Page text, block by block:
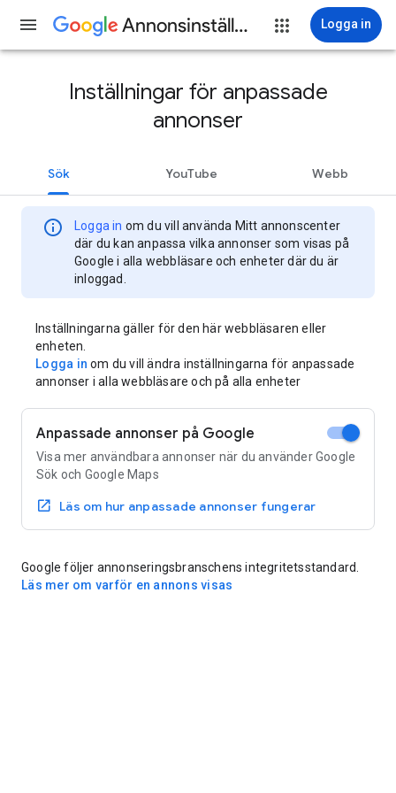
Annonsinställningar Logga in
Inställningar för anpassade
annonser
Sök YouTube Webb
info Logga in om du vill använda Mitt annonscenter
där du kan anpassa vilka annonser som visas på
Google i alla webbläsare och enheter där du är
inloggad.
Inställningarna gäller för den här webbläsaren eller
enheten.
Logga in om du vill ändra inställningarna för anpassade
annonser i alla webbläsare och på alla enheter
Anpassade annonser på Google
Visa mer användbara annonser när du använder Google
Sök och Google Maps
Läs om hur anpassade annonser fungerar
Google följer annonseringsbranschens integritetsstandard.
Läs mer om varför en annons visas